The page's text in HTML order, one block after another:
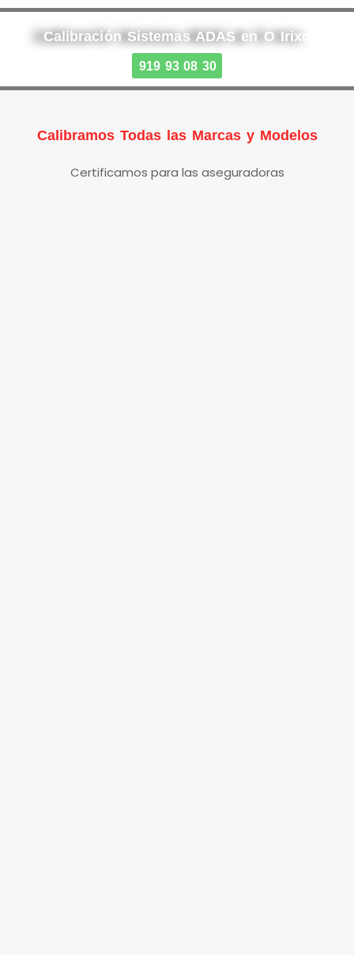
Calibración Sistemas ADAS en O Irixo
919 93 08 30
Calibramos Todas las Marcas y Modelos
Certificamos para las aseguradoras